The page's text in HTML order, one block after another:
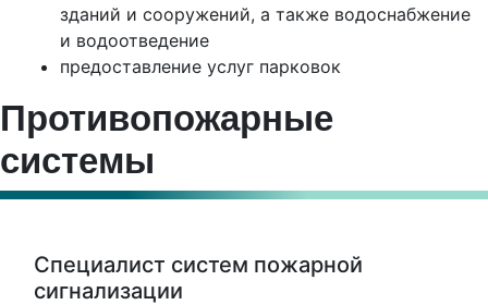
зданий и сооружений, а также водоснабжение
и водоотведение
предоставление услуг парковок
Противопожарные
системы
Специалист систем пожарной
сигнализации